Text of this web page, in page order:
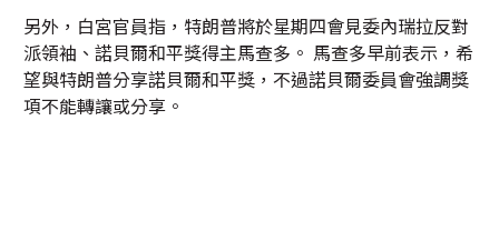
另外，白宮官員指，特朗普將於星期四會見委內瑞拉反對
派領袖、諾貝爾和平獎得主馬查多。 馬查多早前表示，希
望與特朗普分享諾貝爾和平獎，不過諾貝爾委員會強調獎
項不能轉讓或分享。